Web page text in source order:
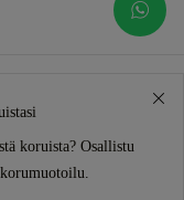
koruista? Osallistu